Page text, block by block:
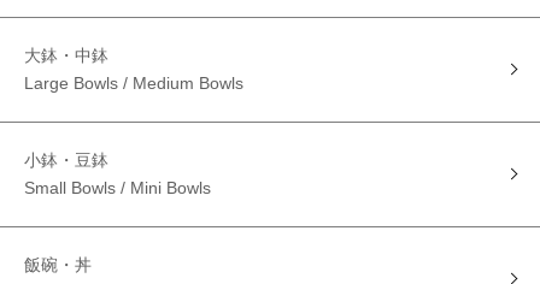
大鉢・中鉢
Large Bowls / Medium Bowls
小鉢・豆鉢
Small Bowls / Mini Bowls
飯碗・丼